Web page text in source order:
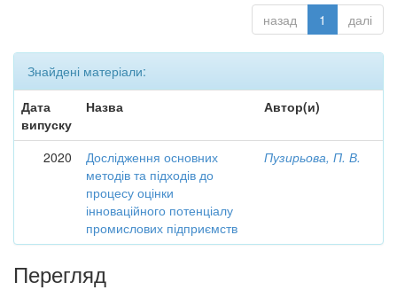
назад 1 далі
Знайдені матеріали:
Дата
випуску
Назва Автор(и)
2020
Дослідження основних
методів та підходів до
процесу оцінки
інноваційного потенціалу
промислових підприємств
Пузирьова, П. В.
Перегляд